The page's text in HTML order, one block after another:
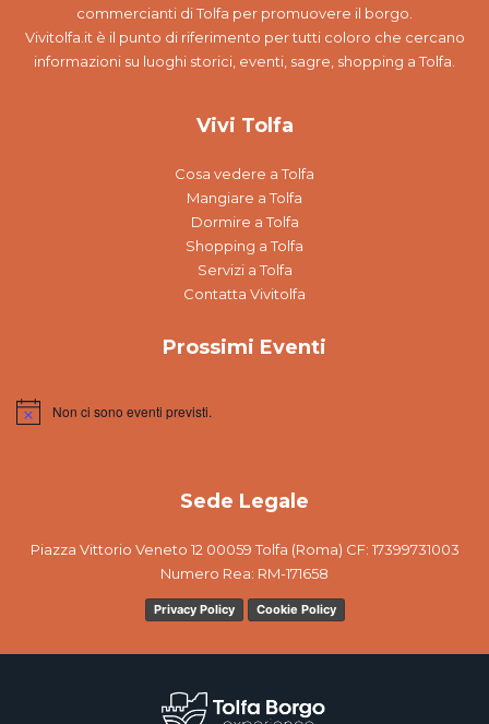
commercianti di Tolfa per promuovere il borgo.
Vivitolfa.it è il punto di riferimento per tutti coloro che cercano
informazioni su luoghi storici, eventi, sagre, shopping a Tolfa.
Vivi Tolfa
Cosa vedere a Tolfa
Mangiare a Tolfa
Dormire a Tolfa
Shopping a Tolfa
Servizi a Tolfa
Contatta Vivitolfa
Prossimi Eventi
Non ci sono eventi previsti.
Sede Legale
Piazza Vittorio Veneto 12 00059 Tolfa (Roma) CF: 17399731003
Numero Rea: RM-171658
Privacy Policy Cookie Policy